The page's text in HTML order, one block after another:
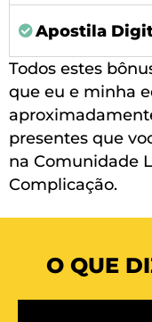
Apostila
Todos estes
que eu e minha
presentes que
na Comunidade
Complicação.
O QUE